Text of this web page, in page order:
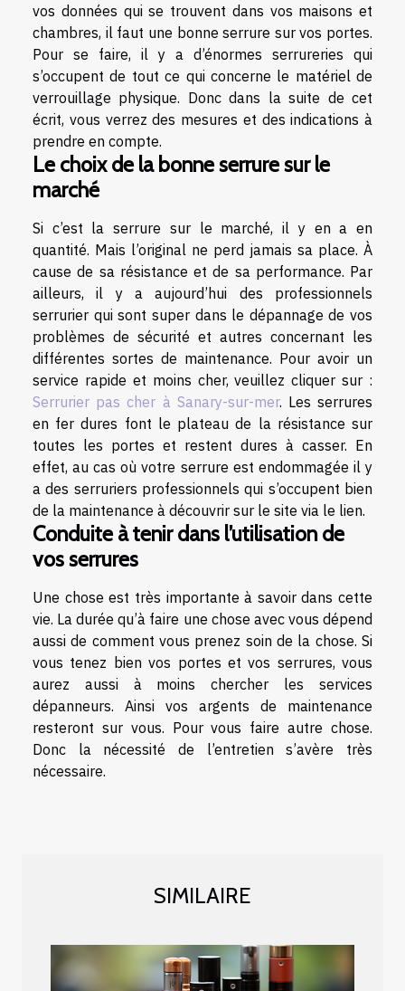
vos données qui se trouvent dans vos maisons et
chambres, il faut une bonne serrure sur vos portes.
Pour se faire, il y a d’énormes serrureries qui
s’occupent de tout ce qui concerne le matériel de
verrouillage physique. Donc dans la suite de cet
écrit, vous verrez des mesures et des indications à
prendre en compte.
Le choix de la bonne serrure sur le
marché
Si c’est la serrure sur le marché, il y en a en
quantité. Mais l’original ne perd jamais sa place. À
cause de sa résistance et de sa performance. Par
ailleurs, il y a aujourd’hui des professionnels
serrurier qui sont super dans le dépannage de vos
problèmes de sécurité et autres concernant les
différentes sortes de maintenance. Pour avoir un
service rapide et moins cher, veuillez cliquer sur :
Serrurier pas cher à Sanary-sur-mer. Les serrures
en fer dures font le plateau de la résistance sur
toutes les portes et restent dures à casser. En
effet, au cas où votre serrure est endommagée il y
a des serruriers professionnels qui s’occupent bien
de la maintenance à découvrir sur le site via le lien.
Conduite à tenir dans l’utilisation de
vos serrures
Une chose est très importante à savoir dans cette
vie. La durée qu’à faire une chose avec vous dépend
aussi de comment vous prenez soin de la chose. Si
vous tenez bien vos portes et vos serrures, vous
aurez aussi à moins chercher les services
dépanneurs. Ainsi vos argents de maintenance
resteront sur vous. Pour vous faire autre chose.
Donc la nécessité de l’entretien s’avère très
nécessaire.
SIMILAIRE